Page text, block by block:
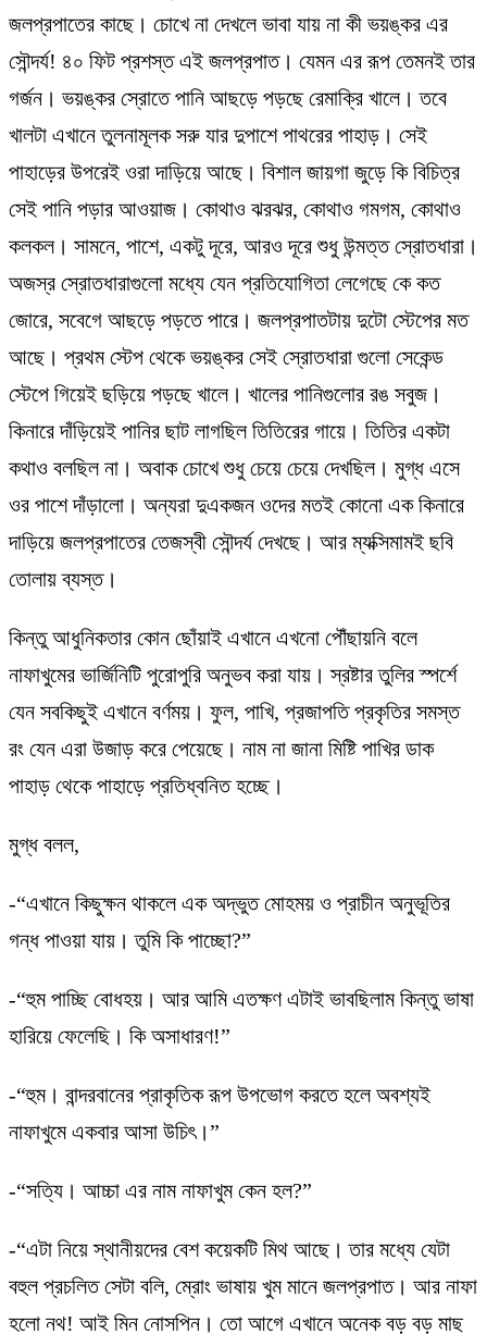
জলপ্রপাতের কাছে। চোখে না দেখলে ভাবা যায় না কী ভয়ঙ্কর এর
সৌন্দর্য! ৪০ ফিট প্রশস্ত এই জলপ্রপাত। যেমন এর রূপ তেমনই তার
গর্জন। ভয়ঙ্কর স্রোতে পানি আছড়ে পড়ছে রেমাক্রি খালে। তবে
খালটা এখানে তুলনামূলক সরু যার দুপাশে পাথরের পাহাড়। সেই
পাহাড়ের উপরেই ওরা দাড়িয়ে আছে। বিশাল জায়গা জুড়ে কি বিচিত্র
সেই পানি পড়ার আওয়াজ। কোথাও ঝরঝর, কোথাও গমগম, কোথাও
কলকল। সামনে, পাশে, একটু দূরে, আরও দূরে শুধু উন্মত্ত স্রোতধারা।
অজস্র স্রোতধারাগুলো মধ্যে যেন প্রতিযোগিতা লেগেছে কে কত
জোরে, সবেগে আছড়ে পড়তে পারে। জলপ্রপাতটায় দুটো স্টেপের মত
আছে। প্রথম স্টেপ থেকে ভয়ঙ্কর সেই স্রোতধারা গুলো সেকেন্ড
স্টেপে গিয়েই ছড়িয়ে পড়ছে খালে। খালের পানিগুলোর রঙ সবুজ।
কিনারে দাঁড়িয়েই পানির ছাট লাগছিল তিতিরের গায়ে। তিতির একটা
কথাও বলছিল না। অবাক চোখে শুধু চেয়ে চেয়ে দেখছিল। মুগ্ধ এসে
ওর পাশে দাঁড়ালো। অন্যরা দুএকজন ওদের মতই কোনো এক কিনারে
দাড়িয়ে জলপ্রপাতের তেজস্বী সৌন্দর্য দেখছে। আর ম্যক্সিমামই ছবি
তোলায় ব্যস্ত।
কিন্তু আধুনিকতার কোন ছোঁয়াই এখানে এখনো পৌঁছায়নি বলে
নাফাখুমের ভার্জিনিটি পুরোপুরি অনুভব করা যায়। স্রষ্টার তুলির স্পর্শে
যেন সবকিছুই এখানে বর্ণময়। ফুল, পাখি, প্রজাপতি প্রকৃতির সমস্ত
রং যেন এরা উজাড় করে পেয়েছে। নাম না জানা মিষ্টি পাখির ডাক
পাহাড় থেকে পাহাড়ে প্রতিধ্বনিত হচ্ছে।
মুগ্ধ বলল,
-“এখানে কিছুক্ষন থাকলে এক অদ্ভুত মোহময় ও প্রাচীন অনুভূতির
গন্ধ পাওয়া যায়। তুমি কি পাচ্ছো?”
-“হুম পাচ্ছি বোধহয়। আর আমি এতক্ষণ এটাই ভাবছিলাম কিন্তু ভাষা
হারিয়ে ফেলেছি। কি অসাধারণ!”
-“হুম। বান্দরবানের প্রাকৃতিক রূপ উপভোগ করতে হলে অবশ্যই
নাফাখুমে একবার আসা উচিৎ।”
-“সত্যি। আচ্চা এর নাম নাফাখুম কেন হল?”
-“এটা নিয়ে স্থানীয়দের বেশ কয়েকটি মিথ আছে। তার মধ্যে যেটা
বহুল প্রচলিত সেটা বলি, ম্রোং ভাষায় খুম মানে জলপ্রপাত। আর নাফা
হলো নথ! আই মিন নোসপিন। তো আগে এখানে অনেক বড় বড় মাছ